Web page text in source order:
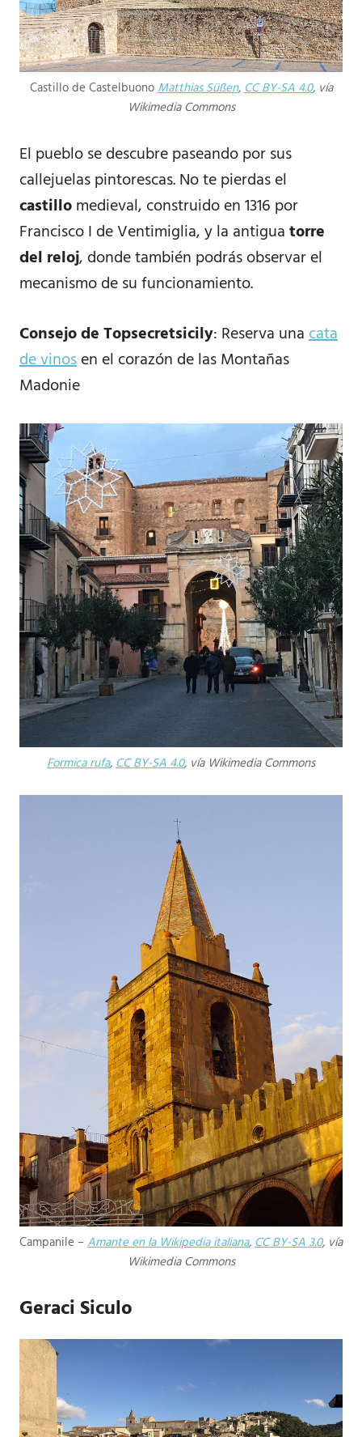
Castillo de CastelbuonoMatthias Süßen,CC BY-SA 4.0, vía
Wikimedia Commons
El pueblo se descubre paseando por sus
callejuelas pintorescas. No te pierdas el
castillomedieval, construido en 1316 por
Francisco I de Ventimiglia, y la antiguatorre
del reloj, donde también podrás observar el
mecanismo de su funcionamiento.
Consejo de Topsecretsicily: Reserva unacata
de vinosen el corazón de las Montañas
Madonie
Formica rufa,CC BY-SA 4.0, vía Wikimedia Commons
Campanile –Amante en la Wikipedia italiana,CC BY-SA 3.0, vía
Wikimedia Commons
Geraci Siculo